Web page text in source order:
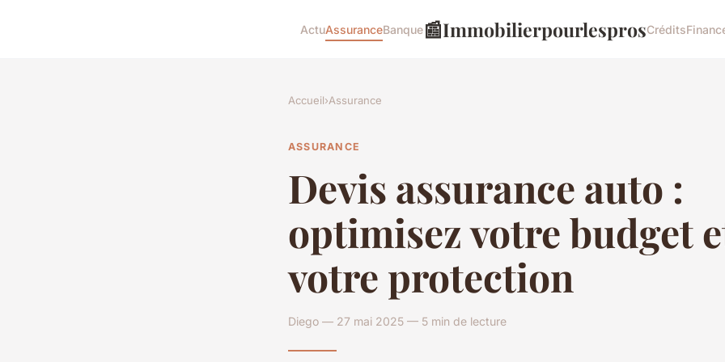
ActuAssuranceBanque📰ImmobilierpourlesprosCrédits
Accueil›Assurance
ASSURANCE
Devis assurance auto :
optimisez votre budget
votre protection
Diego — 27 mai 2025 — 5 min de lecture